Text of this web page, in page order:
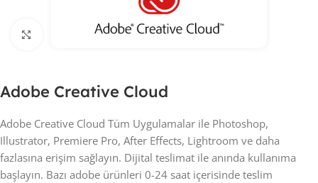
Click to enlarge
Adobe Creative Cloud
Adobe Creative Cloud Tüm Uygulamalar ile Photoshop,
Illustrator, Premiere Pro, After Effects, Lightroom ve daha
fazlasına erişim sağlayın. Dijital teslimat ile anında kullanıma
başlayın. Bazı adobe ürünleri 0-24 saat içerisinde teslim